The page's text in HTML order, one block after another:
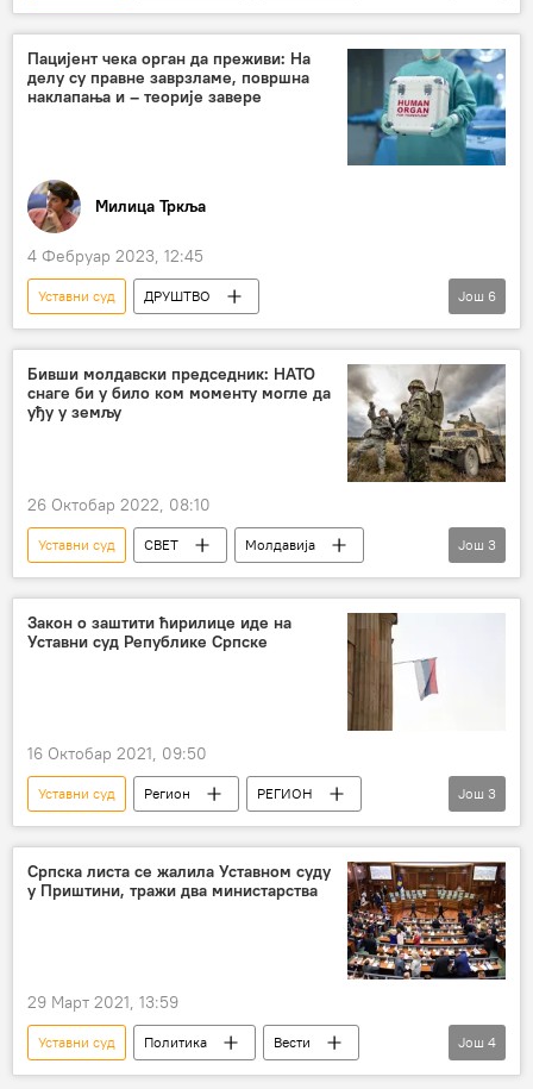
Регион – политика
Црна Гора
Пацијент чека орган да преживи: На
делу су правне заврзламе, површна
наклапања и – теорије завере
Милица Тркља
4 Фебруар 2023, 12:45
Уставни суд
ДРУШТВО
Србија – друштво
медицина
трансплантација органа
трговина органима
донорска картица
донори
Још 6
Бивши молдавски председник: НАТО
снаге би у било ком моменту могле да
уђу у земљу
26 Октобар 2022, 08:10
Уставни суд СВЕТ
Молдавија
НАТО
Игор Додон
Европска унија (ЕУ)
Још 3
Закон о заштити ћирилице иде на
Уставни суд Републике Српске
16 Октобар 2021, 09:50
Уставни суд Регион
РЕГИОН
Ћирилица
Република Српска (РС)
Регион – политика
Још 3
Српска листа се жалила Уставном суду
у Приштини, тражи два министарства
29 Март 2021, 13:59
Уставни суд Политика
Вести
Српска листа
Приштина
жалба
Још 4